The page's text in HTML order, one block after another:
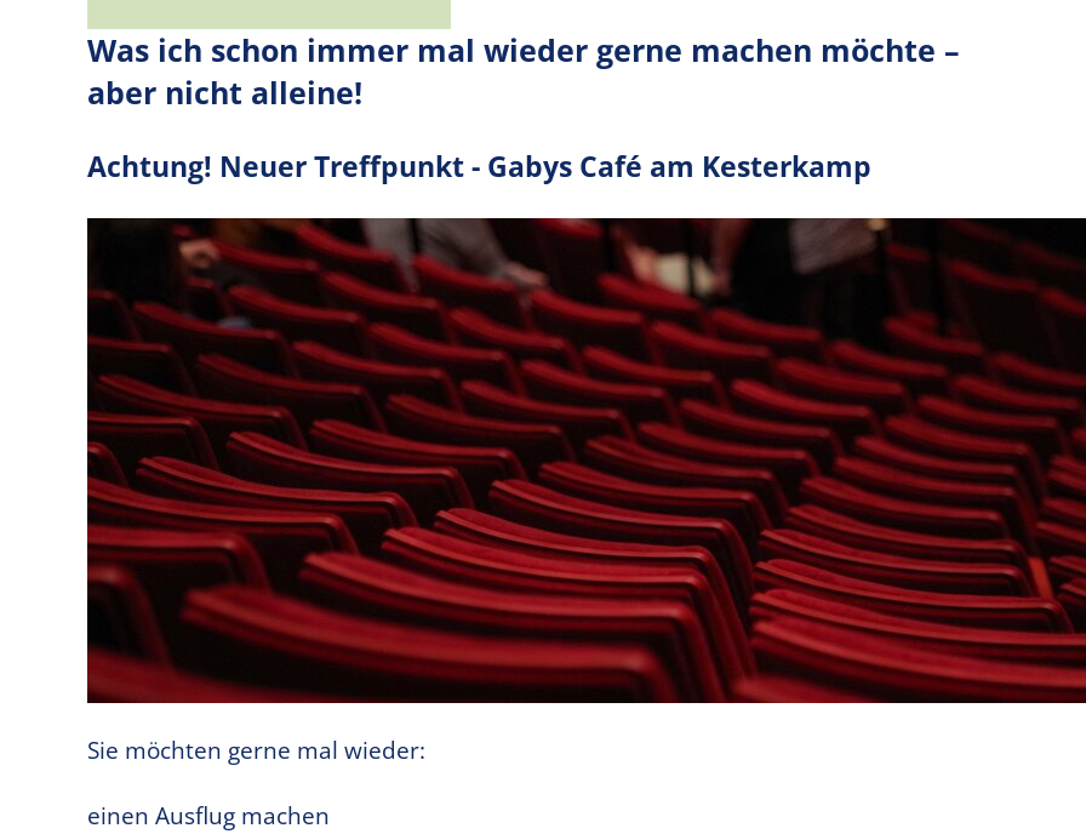
Was ich schon immer mal wieder gerne machen möchte –
aber nicht alleine!
Achtung! Neuer Treffpunkt - Gabys Café am Kesterkamp
Sie möchten gerne mal wieder:
einen Ausflug machen